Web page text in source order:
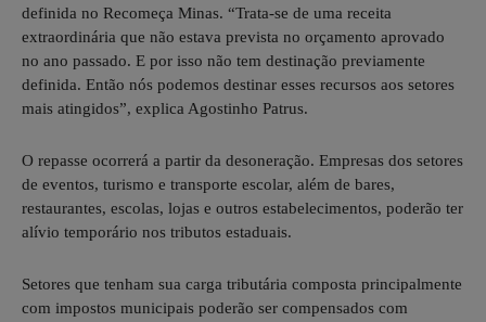
definida no Recomeça Minas. “Trata-se de uma receita
extraordinária que não estava prevista no orçamento aprovado
no ano passado. E por isso não tem destinação previamente
definida. Então nós podemos destinar esses recursos aos setores
mais atingidos”, explica Agostinho Patrus.
O repasse ocorrerá a partir da desoneração. Empresas dos setores
de eventos, turismo e transporte escolar, além de bares,
restaurantes, escolas, lojas e outros estabelecimentos, poderão ter
alívio temporário nos tributos estaduais.
Setores que tenham sua carga tributária composta principalmente
com impostos municipais poderão ser compensados com